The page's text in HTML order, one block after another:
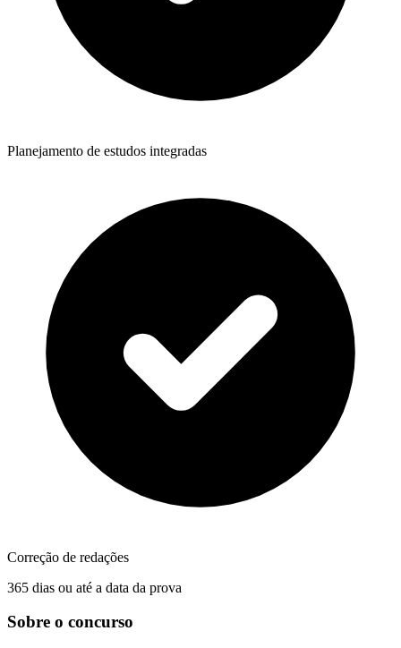
Planejamento de estudos integradas
Correção de redações
365 dias ou até a data da prova
Sobre o concurso